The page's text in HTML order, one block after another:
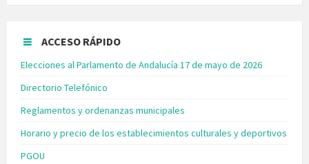
ACCESO RÁPIDO
Elecciones al Parlamento de Andalucía 17 de mayo de 2026
Directorio Telefónico
Reglamentos y ordenanzas municipales
Horario y precio de los establecimientos culturales y deportivos
PGOU